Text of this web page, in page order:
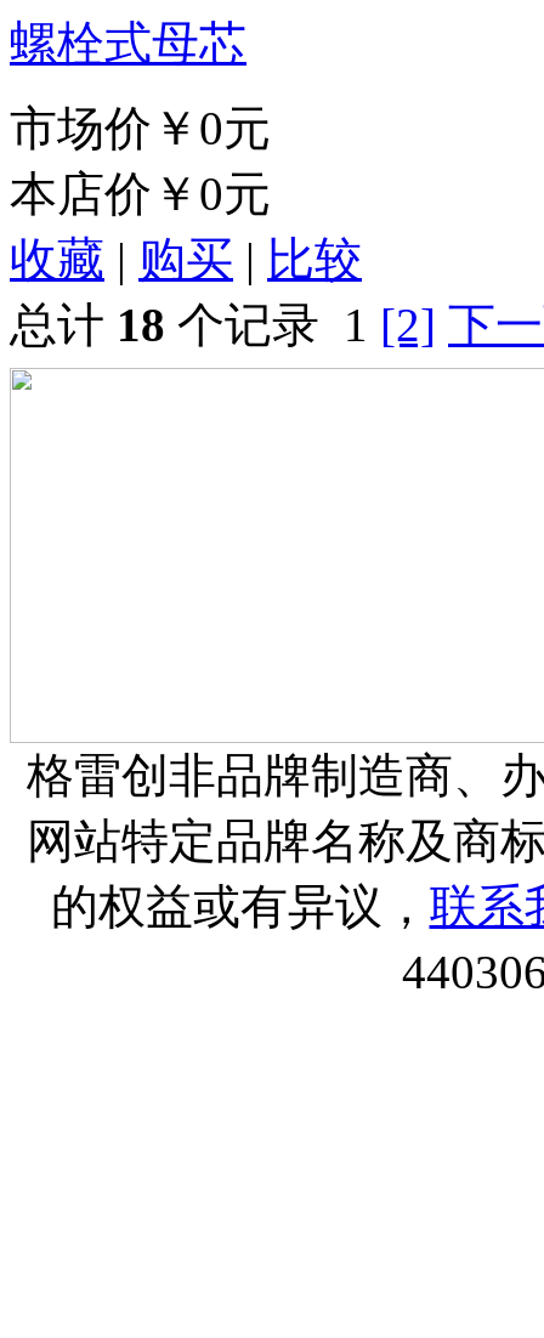
螺栓式母芯
市场价 ￥0元
本店价 ￥0元
收藏 | 购买 | 比较
总计 18 个记录 1 [2] 下
格雷创非品牌制造商、
网站特定品牌名称及商
的权益或有异议， 联系